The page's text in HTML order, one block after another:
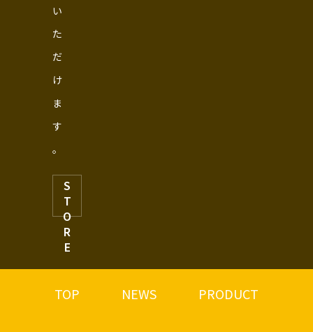
い
た
だ
け
ま
す
。
S
T
O
R
E
TOP NEWS PRODUCT